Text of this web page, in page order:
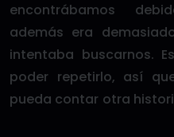
encontrábamos
además era
intentaba buscarnos.
poder repetirlo, así
pueda contar otra